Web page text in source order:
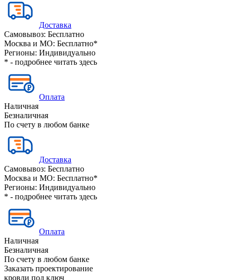
Доставка
Самовывоз: Бесплатно
Москва и МО: Бесплатно*
Регионы: Индивидуально
* - подробнее читать здесь
Оплата
Наличная
Безналичная
По счету в любом банке
Доставка
Самовывоз: Бесплатно
Москва и МО: Бесплатно*
Регионы: Индивидуально
* - подробнее читать здесь
Оплата
Наличная
Безналичная
По счету в любом банке
Заказать проектирование
кровли под ключ